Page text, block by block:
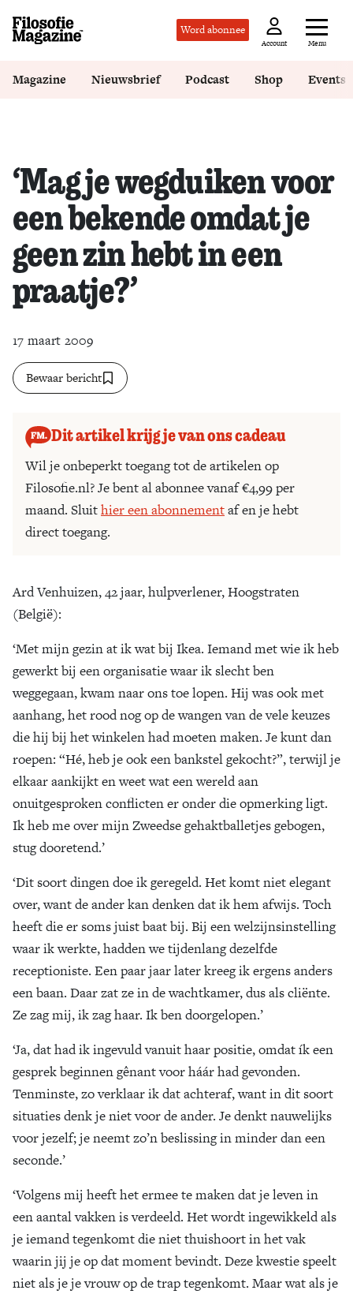
Word abonnee
Account Menu
Magazine Nieuwsbrief Podcast Shop Events
‘Mag je wegduiken voor
een bekende omdat je
geen zin hebt in een
praatje?’
17 maart 2009
Bewaar bericht
Dit artikel krijg je van ons cadeau
Wil je onbeperkt toegang tot de artikelen op
Filosofie.nl? Je bent al abonnee vanaf €4,99 per
maand. Sluithier een abonnementaf en je hebt
direct toegang.
Ard Venhuizen, 42 jaar, hulpverlener, Hoogstraten
(België):
‘Met mijn gezin at ik wat bij Ikea. Iemand met wie ik heb
gewerkt bij een organisatie waar ik slecht ben
weggegaan, kwam naar ons toe lopen. Hij was ook met
aanhang, het rood nog op de wangen van de vele keuzes
die hij bij het winkelen had moeten maken. Je kunt dan
roepen: “Hé, heb je ook een bankstel gekocht?”, terwijl je
elkaar aankijkt en weet wat een wereld aan
onuitgesproken conflicten er onder die opmerking ligt.
Ik heb me over mijn Zweedse gehaktballetjes gebogen,
stug dooretend.’
‘Dit soort dingen doe ik geregeld. Het komt niet elegant
over, want de ander kan denken dat ik hem afwijs. Toch
heeft die er soms juist baat bij. Bij een welzijnsinstelling
waar ik werkte, hadden we tijdenlang dezelfde
receptioniste. Een paar jaar later kreeg ik ergens anders
een baan. Daar zat ze in de wachtkamer, dus als cliënte.
Ze zag mij, ik zag haar. Ik ben doorgelopen.’
‘Ja, dat had ik ingevuld vanuit haar positie, omdat ík een
gesprek beginnen gênant voor háár had gevonden.
Tenminste, zo verklaar ik dat achteraf, want in dit soort
situaties denk je niet voor de ander. Je denkt nauwelijks
voor jezelf; je neemt zo’n beslissing in minder dan een
seconde.’
‘Volgens mij heeft het ermee te maken dat je leven in
een aantal vakken is verdeeld. Het wordt ingewikkeld als
je iemand tegenkomt die niet thuishoort in het vak
waarin jij je op dat moment bevindt. Deze kwestie speelt
niet als je je vrouw op de trap tegenkomt. Maar wat als je